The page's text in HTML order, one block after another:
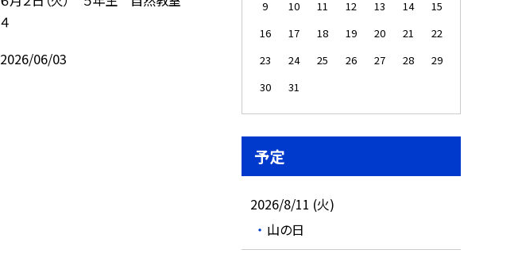
４
2026/06/03
9
10 11 12 13 14
15
16
17 18 19 20 21
22
23
24 25 26 27 28
29
30
31
予定
2026/8/11 (火)
山の日